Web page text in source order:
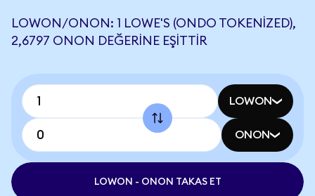
LOWON/ONON: 1 LOWE'S (ONDO TOKENIZED),
2,6797 ONON DEĞERINE EŞITTIR
LOWON
ONON
LOWON - ONON TAKAS ET